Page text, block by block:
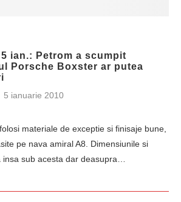
ian.: Petrom a scumpit
Porsche Boxster ar putea
5 ianuarie 2010
materiale de exceptie si finisaje bune,
pe nava amiral A8. Dimensiunile si
sub acesta dar deasupra…